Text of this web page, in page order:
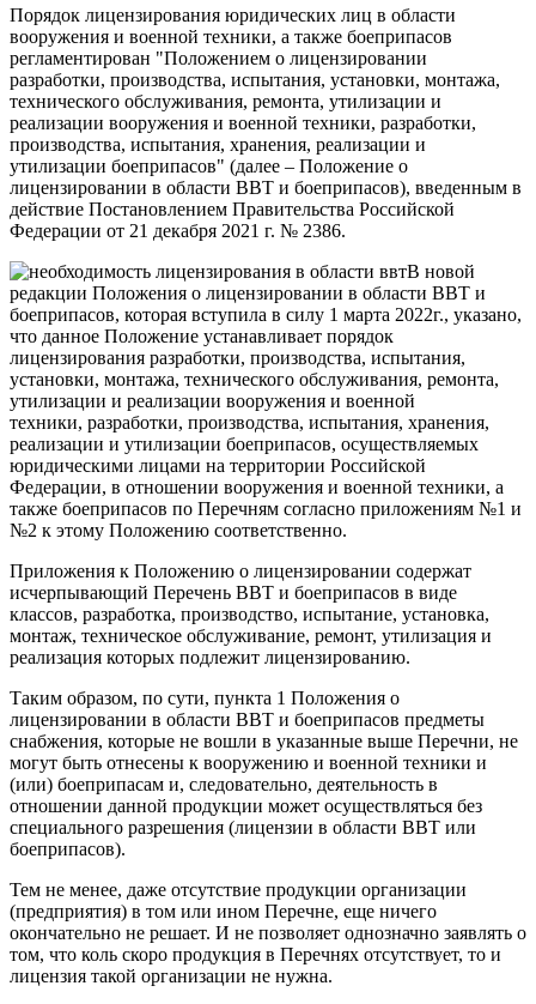
Порядок лицензирования юридических лиц в области
вооружения и военной техники, а также боеприпасов
регламентирован "Положением о лицензировании
разработки, производства, испытания, установки, монтажа,
технического обслуживания, ремонта, утилизации и
реализации вооружения и военной техники, разработки,
производства, испытания, хранения, реализации и
утилизации боеприпасов" (далее – Положение о
лицензировании в области ВВТ и боеприпасов), введенным в
действие Постановлением Правительства Российской
Федерации от 21 декабря 2021 г. № 2386.
В новой
редакции Положения о лицензировании в области ВВТ и
боеприпасов, которая вступила в силу 1 марта 2022г., указано,
что данное Положение устанавливает порядок
лицензирования разработки, производства, испытания,
установки, монтажа, технического обслуживания, ремонта,
утилизации и реализации вооружения и военной
техники, разработки, производства, испытания, хранения,
реализации и утилизации боеприпасов, осуществляемых
юридическими лицами на территории Российской
Федерации, в отношении вооружения и военной техники, а
также боеприпасов по Перечням согласно приложениям №1 и
№2 к этому Положению соответственно.
Приложения к Положению о лицензировании содержат
исчерпывающий Перечень ВВТ и боеприпасов в виде
классов, разработка, производство, испытание, установка,
монтаж, техническое обслуживание, ремонт, утилизация и
реализация которых подлежит лицензированию.
Таким образом, по сути, пункта 1 Положения о
лицензировании в области ВВТ и боеприпасов предметы
снабжения, которые не вошли в указанные выше Перечни, не
могут быть отнесены к вооружению и военной техники и
(или) боеприпасам и, следовательно, деятельность в
отношении данной продукции может осуществляться без
специального разрешения (лицензии в области ВВТ или
боеприпасов).
Тем не менее, даже отсутствие продукции организации
(предприятия) в том или ином Перечне, еще ничего
окончательно не решает. И не позволяет однозначно заявлять о
том, что коль скоро продукция в Перечнях отсутствует, то и
лицензия такой организации не нужна.